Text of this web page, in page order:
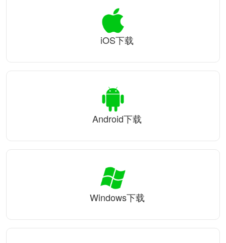
iOS下载
Android下载
Windows下载